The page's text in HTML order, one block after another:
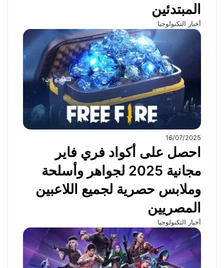
المبتدئين
أخبار التكنولوجيا
16/07/2025
احصل على أكواد فري فاير
مجانية 2025 لجواهر وأسلحة
وملابس حصرية لجميع اللاعبين
المصريين
أخبار التكنولوجيا